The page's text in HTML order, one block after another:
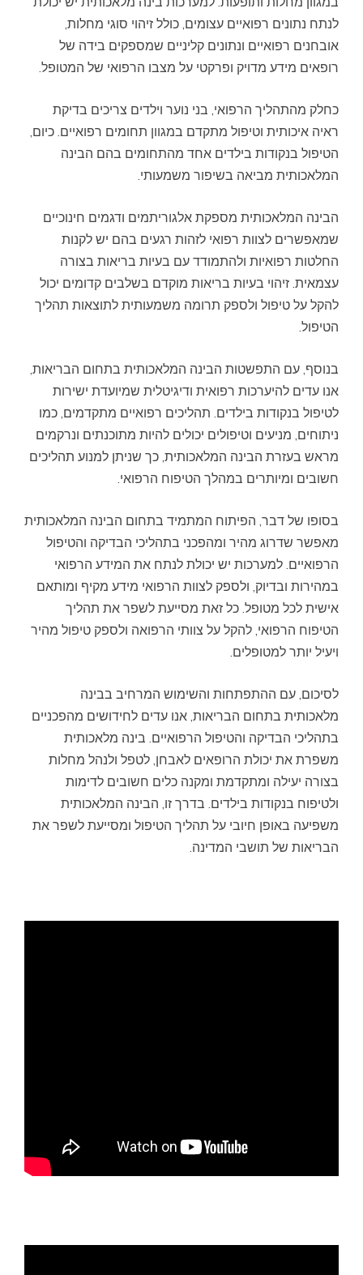
לנתח נתונים רפואיים עצומים, כולל זיהוי סוגי מחלות,
אובחנים רפואיים ונתונים קליניים שמספקים בידה של
רופאים מידע מדויק ופרקטי על מצבו הרפואי של המטופל.
כחלק מהתהליך הרפואי, בני נוער וילדים צריכים בדיקת
ראיה איכותית וטיפול מתקדם במגוון תחומים רפואיים. כיום,
הטיפול בנקודות בילדים אחד מהתחומים בהם הבינה
המלאכותית מביאה בשיפור משמעותי.
הבינה המלאכותית מספקת אלגוריתמים ודגמים חינוכיים
שמאפשרים לצוות רפואי לזהות רגעים בהם יש לקנות
החלטות רפואיות ולהתמודד עם בעיות בריאות בצורה
עצמאית. זיהוי בעיות בריאות מוקדם בשלבים קדומים יכול
להקל על טיפול ולספק תרומה משמעותית לתוצאות תהליך
הטיפול.
בנוסף, עם התפשטות הבינה המלאכותית בתחום הבריאות,
אנו עדים להיערכות רפואית ודיגיטלית שמיועדת ישירות
לטיפול בנקודות בילדים. תהליכים רפואיים מתקדמים, כמו
ניתוחים, מניעים וטיפולים יכולים להיות מתוכנתים ונרקמים
מראש בעזרת הבינה המלאכותית, כך שניתן למנוע תהליכים
חשובים ומיותרים במהלך הטיפוח הרפואי.
בסופו של דבר, הפיתוח המתמיד בתחום הבינה המלאכותית
מאפשר שדרוג מהיר ומהפכני בתהליכי הבדיקה והטיפול
הרפואיים. למערכות יש יכולת לנתח את המידע הרפואי
במהירות ובדיוק, ולספק לצוות הרפואי מידע מקיף ומותאם
אישית לכל מטופל. כל זאת מסייעת לשפר את תהליך
הטיפוח הרפואי, להקל על צוותי הרפואה ולספק טיפול מהיר
ויעיל יותר למטופלים.
לסיכום, עם ההתפתחות והשימוש המרחיב בבינה
מלאכותית בתחום הבריאות, אנו עדים לחידושים מהפכניים
בתהליכי הבדיקה והטיפול הרפואיים. בינה מלאכותית
משפרת את יכולת הרופאים לאבחן, לטפל ולנהל מחלות
בצורה יעילה ומתקדמת ומקנה כלים חשובים לדימות
ולטיפוח בנקודות בילדים. בדרך זו, הבינה המלאכותית
משפיעה באופן חיובי על תהליך הטיפול ומסייעת לשפר את
הבריאות של תושבי המדינה.